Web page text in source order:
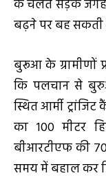
के चलते सड़क जगह
बढ़ने पर बह सकती
बुरूआ के ग्रामीणों
कि पलचान से
स्थित आर्मी
का 100 मीटर
बीआरटीएफ की
समय में बहाल कर